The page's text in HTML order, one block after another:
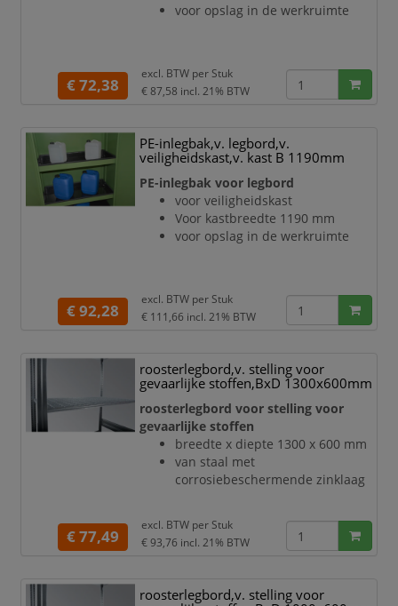
voor opslag in de werkruimte
€ 72,38
excl. BTW per Stuk
€ 87,58 incl. 21% BTW
PE-inlegbak,v. legbord,v.
veiligheidskast,v. kast B 1190mm
PE-inlegbak voor legbord
voor veiligheidskast
Voor kastbreedte 1190 mm
voor opslag in de werkruimte
€ 92,28
excl. BTW per Stuk
€ 111,66 incl. 21% BTW
roosterlegbord,v. stelling voor
gevaarlijke stoffen,BxD 1300x600mm
roosterlegbord voor stelling voor
gevaarlijke stoffen
breedte x diepte 1300 x 600 mm
van staal met
corrosiebeschermende zinklaag
€ 77,49
excl. BTW per Stuk
€ 93,76 incl. 21% BTW
roosterlegbord,v. stelling voor